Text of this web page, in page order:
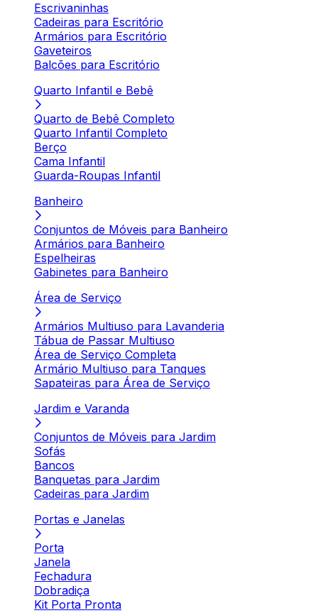
Escrivaninhas
Cadeiras para Escritório
Armários para Escritório
Gaveteiros
Balcões para Escritório
Quarto Infantil e Bebê
Quarto de Bebê Completo
Quarto Infantil Completo
Berço
Cama Infantil
Guarda-Roupas Infantil
Banheiro
Conjuntos de Móveis para Banheiro
Armários para Banheiro
Espelheiras
Gabinetes para Banheiro
Área de Serviço
Armários Multiuso para Lavanderia
Tábua de Passar Multiuso
Área de Serviço Completa
Armário Multiuso para Tanques
Sapateiras para Área de Serviço
Jardim e Varanda
Conjuntos de Móveis para Jardim
Sofás
Bancos
Banquetas para Jardim
Cadeiras para Jardim
Portas e Janelas
Porta
Janela
Fechadura
Dobradiça
Kit Porta Pronta